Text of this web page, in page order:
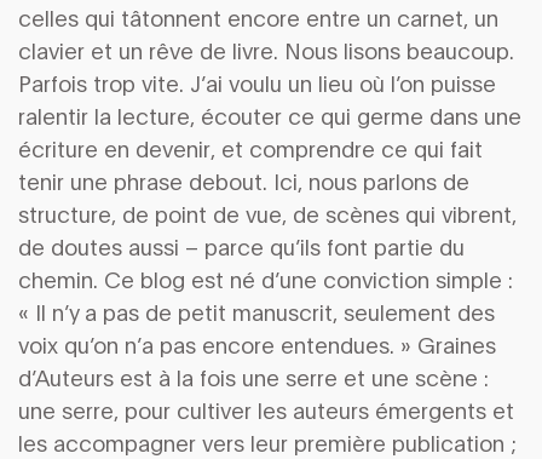
celles qui tâtonnent encore entre un carnet, un
clavier et un rêve de livre. Nous lisons beaucoup.
Parfois trop vite. J’ai voulu un lieu où l’on puisse
ralentir la lecture, écouter ce qui germe dans une
écriture en devenir, et comprendre ce qui fait
tenir une phrase debout. Ici, nous parlons de
structure, de point de vue, de scènes qui vibrent,
de doutes aussi – parce qu’ils font partie du
chemin. Ce blog est né d’une conviction simple :
« Il n’y a pas de petit manuscrit, seulement des
voix qu’on n’a pas encore entendues. » Graines
d’Auteurs est à la fois une serre et une scène :
une serre, pour cultiver les auteurs émergents et
les accompagner vers leur première publication ;